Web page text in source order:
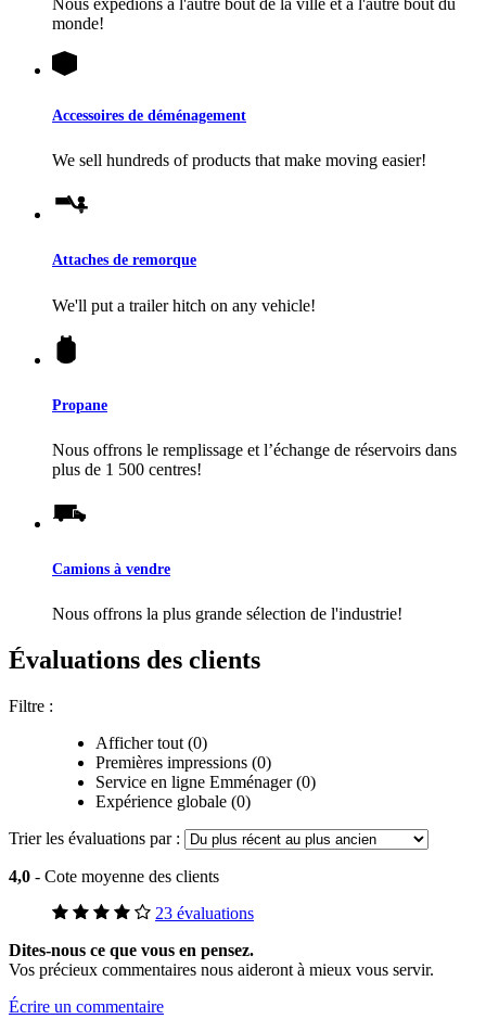
Nous expédions à l'autre bout de la ville et à l'autre bout du
monde!
Accessoires de déménagement
We sell hundreds of products that make moving easier!
Attaches de remorque
We'll put a trailer hitch on any vehicle!
Propane
Nous offrons le remplissage et l’échange de réservoirs dans
plus de 1 500 centres!
Camions à vendre
Nous offrons la plus grande sélection de l'industrie!
Évaluations des clients
Filtre :
Afficher tout (0)
Premières impressions (0)
Service en ligne Emménager (0)
Expérience globale (0)
Trier les évaluations par :
4,0 - Cote moyenne des clients
23 évaluations
Dites-nous ce que vous en pensez.
Vos précieux commentaires nous aideront à mieux vous servir.
Écrire un commentaire